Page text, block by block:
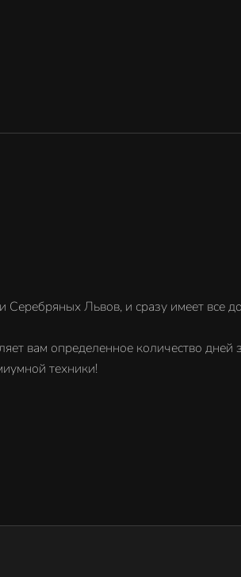
Львов, и сразу имеет все
вам определенное количество дней
техники!